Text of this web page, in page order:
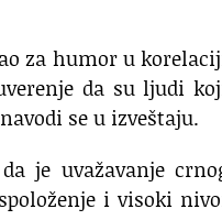
za humor u
da su ljudi
se u izveštaju.
je uvažavanje
i visoki